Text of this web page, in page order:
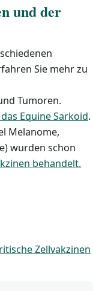
und der
Sie mehr zu
Tumoren.
Equine Sarkoid.
Melanome,
wurden schon
behandelt.
Zellvakzinen